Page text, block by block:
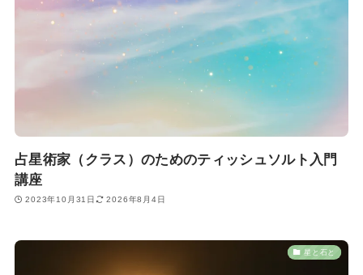
占星術家（クラス）のためのティッシュソルト入門
講座
2023年10月31日 2026年8月4日
星と石と